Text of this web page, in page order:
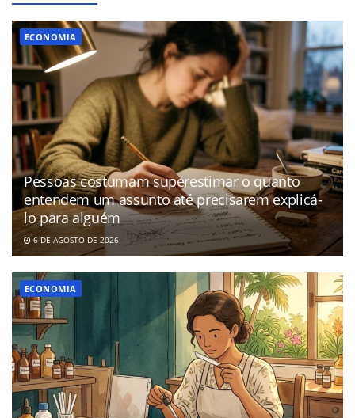
ECONOMIA
Pessoas costumam superestimar o quanto
entendem um assunto até precisarem explicá-
lo para alguém
6 DE AGOSTO DE 2026
ECONOMIA